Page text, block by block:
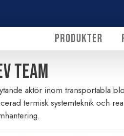
Produkter
TEAM
aktör inom transportabla
termisk systemteknik och